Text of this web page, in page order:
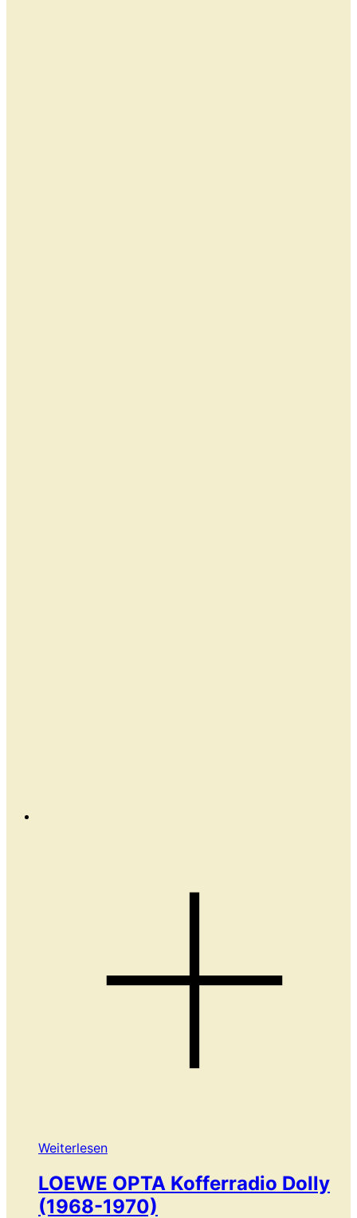
Weiterlesen
LOEWE OPTA Kofferradio Dolly
(1968-1970)